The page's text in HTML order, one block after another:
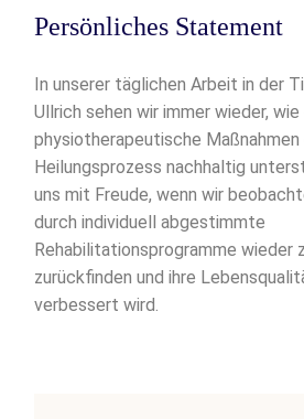
Persönliches Statement
In unserer täglichen Arbeit in der
Ullrich sehen wir immer wieder,
physiotherapeutische Maßnahmen
Heilungsprozess nachhaltig
uns mit Freude, wenn wir
durch individuell abgestimmte
Rehabilitationsprogramme wieder
zurückfinden und ihre
verbessert wird.